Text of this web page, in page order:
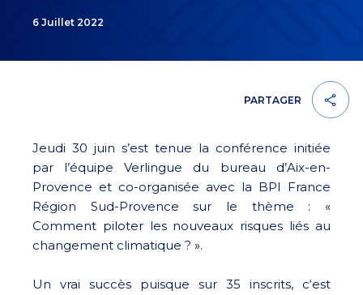
6 Juillet 2022
PARTAGER
Jeudi 30 juin s’est tenue la conférence initiée
par l’équipe Verlingue du bureau d’Aix-en-
Provence et co-organisée avec la BPI France
Région Sud-Provence sur le thème : «
Comment piloter les nouveaux risques liés au
changement climatique ? ».
Un vrai succès puisque sur 35 inscrits, c‘est